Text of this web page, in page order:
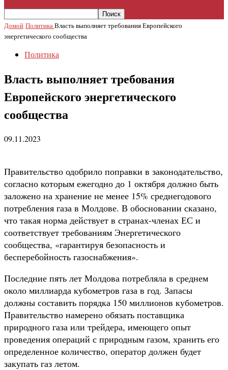
Домой ПолитикаВласть выполняет требования Европейского
энергетического сообщества
Политика
Власть выполняет требования
Европейского энергетического
сообщества
09.11.2023
Правительство одобрило поправки в законодательство,
согласно которым ежегодно до 1 октября должно быть
заложено на хранение не менее 15% среднегодового
потребления газа в Молдове. В обосновании сказано,
что такая норма действует в странах-членах ЕС и
соответствует требованиям Энергетического
сообщества, «гарантируя безопасность и
бесперебойность газоснабжения».
Последние пять лет Молдова потребляла в среднем
около миллиарда кубометров газа в год. Запасы
должны составить порядка 150 миллионов кубометров.
Правительство намерено обязать поставщика
природного газа или трейдера, имеющего опыт
проведения операций с природным газом, хранить его
определенное количество, оператор должен будет
закупать газ летом.